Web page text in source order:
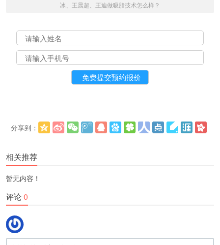
冰、王晨超、王迪做吸脂技术怎么样？
分享到：
相关推荐
暂无内容！
评论0